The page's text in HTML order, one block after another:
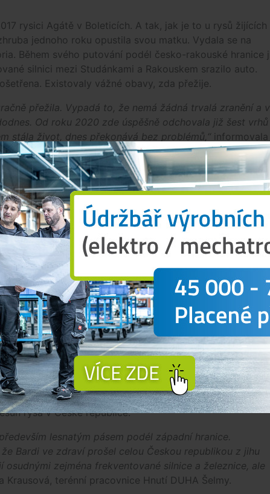
rysici Agátě v Boleticích. A tak, jak je to u rysů žijících
jednoho roku opustila svou matku. Vydala se na
Během svého putování podél česko-rakouské hranice ji
silnici mezi Studánkami a Rakouskem srazilo auto.
Existovaly vážné obavy, zda přežije.
přežila. Vypadá to, že nemá žádná trvalá zranění a v
Od roku 2020 zde úspěšně odchovala již šest vrhů
stála život, dnes překonává bez problémů,“ informovala
zabývá ekologií a ochranou přírody.
intenzivně využívané krajině mohou rysi přežívat a
známou rysicí v česko-rakouském pohraničí, kde se
kvůli intenzivnímu využívání krajiny.
sobě jdoucí roky je v současné době 6,1 roku,“zdůraznil
Šumavy až do Hrušných hor
po osamostatnění odcházejí hledat nová teritoria do
se stal šumavský rys Bardi, který se narodil na
na Klatovsku. O rok později se rozhodl hledat vlastní
Šumavy až do Krušných hor a stanovil tak nejdelší
160 kilometrů. Ve skutečnosti však jeho cesta
svého putování mohl ujít až několik stovek kilometrů.
migrace rysa ze Šumavy do Krušných hor a
rysa v České republice.
lesnatým pásem podél západní hranice.
Bardi ve zdraví prošel celou Českou republikou z jihu
osudnými zejména frekventované silnice a železnice, ale
Krausová, terénní pracovnice Hnutí DUHA Šelmy.